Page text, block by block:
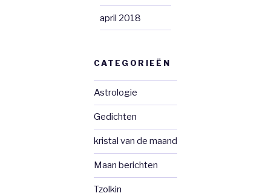
april 2018
CATEGORIEËN
Astrologie
Gedichten
kristal van de maand
Maan berichten
Tzolkin